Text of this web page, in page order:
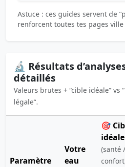
Astuce : ces guides servent de
renforcent toutes tes pages ville
🔬 Résultats
détaillés
Valeurs brutes + “cible idéale” vs
légale”.
Paramètre
Votre
eau
🎯
idéale
(santé /